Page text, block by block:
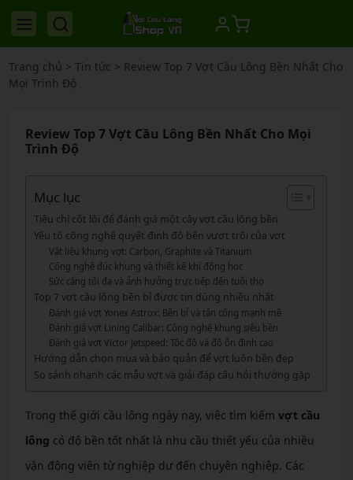
Trang chủ > Tin tức > Review Top 7 Vợt Cầu Lông Bền Nhất Cho
Mọi Trình Độ
Review Top 7 Vợt Cầu Lông Bền Nhất Cho Mọi
Trình Độ
Mục lục
Tiêu chí cốt lõi để đánh giá một cây vợt cầu lông bền
Yếu tố công nghệ quyết định độ bền vượt trội của vợt
Vật liệu khung vợt: Carbon, Graphite và Titanium
Công nghệ đúc khung và thiết kế khí động học
Sức căng tối đa và ảnh hưởng trực tiếp đến tuổi thọ
Top 7 vợt cầu lông bền bỉ được tin dùng nhiều nhất
Đánh giá vợt Yonex Astrox: Bền bỉ và tấn công mạnh mẽ
Đánh giá vợt Lining Calibar: Công nghệ khung siêu bền
Đánh giá vợt Victor Jetspeed: Tốc độ và độ ổn định cao
Hướng dẫn chọn mua và bảo quản để vợt luôn bền đẹp
So sánh nhanh các mẫu vợt và giải đáp câu hỏi thường gặp
Trong thế giới cầu lông ngày nay, việc tìm kiếm vợt cầu
lông có độ bền tốt nhất là nhu cầu thiết yếu của nhiều
vận động viên từ nghiệp dư đến chuyên nghiệp. Các